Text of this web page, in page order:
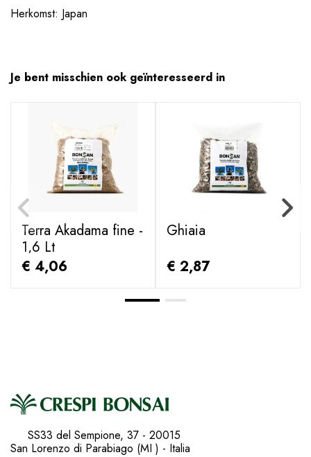
Herkomst: Japan
Je bent misschien ook geïnteresseerd in
Terra Akadama fine -
1,6 Lt
€ 4,06
Ghiaia
€ 2,87
SS33 del Sempione, 37 - 20015
San Lorenzo di Parabiago (MI ) - Italia